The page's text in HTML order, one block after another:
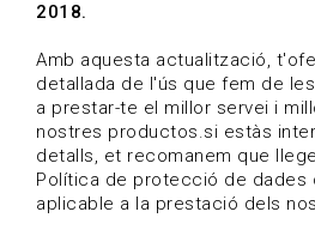
2018.
Amb aquesta actualització,
detallada de l'ús que fem de
a prestar-te el millor servei i
nostres productos.si estàs
detalls, et recomanem que
Política de protecció de dades
aplicable a la prestació dels